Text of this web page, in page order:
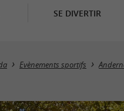
SE DIVERTIR
Evènements sportifs